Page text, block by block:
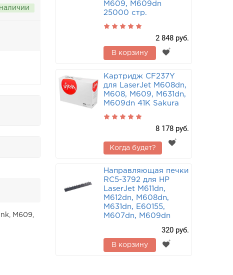
M609,
M609, M609dn
25000 стр.
2 848 руб.
В корзину
Картридж CF237Y
для LaserJet M608dn,
M608, M609, M631dn,
M609dn 41K Sakura
8 178 руб.
Когда будет?
Направляющая печки
RC5-3792 для HP
LaserJet M611dn,
M612dn, M608dn,
M631dn, E60155,
M607dn, M609dn
320 руб.
В корзину